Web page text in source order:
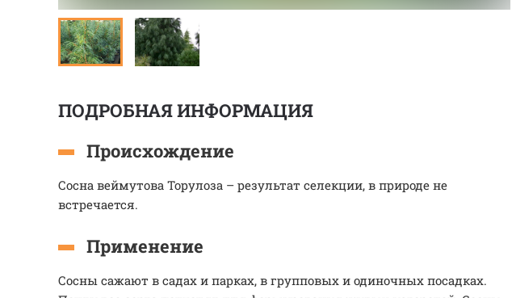
ПОДРОБНАЯ ИНФОРМАЦИЯ
Происхождение
Сосна веймутова Торулоза – результат селекции, в природе не
встречается.
Применение
Сосны сажают в садах и парках, в групповых и одиночных посадках.